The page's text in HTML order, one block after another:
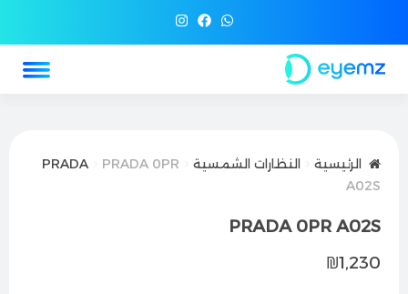
الرئيسية النظارات الشمسية PRADA
PRADA 0PR
A02S
PRADA 0PR A02S
₪1,230